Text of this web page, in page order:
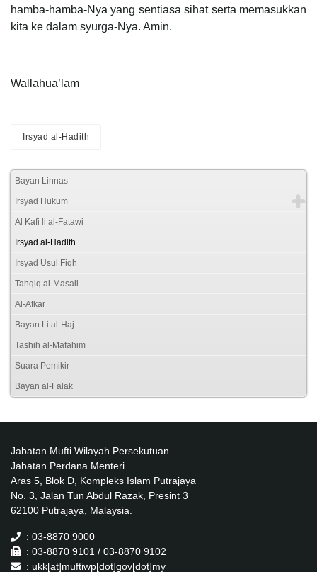
hamba-hamba-Nya yang sentiasa sihat serta memasukkan
kita ke dalam syurga-Nya. Amin.
Wallahua’lam
Irsyad al-Hadith
Bayan Linnas
Irsyad Hukum
Al Kafi li al-Fatawi
Irsyad al-Hadith
Irsyad Usul Fiqh
Tahqiq al-Masail
Al-Afkar
Bayan Li al-Haj
Tashih al-Mafahim
Suara Pemikir
Bayan al-Falak
Jabatan Mufti Wilayah Persekutuan
Jabatan Perdana Menteri
Aras 5, Blok D, Kompleks Islam Putrajaya
No. 3, Jalan Tun Abdul Razak, Presint 3
62100 Putrajaya, Malaysia.
: 03-8870 9000
: 03-8870 9101 / 03-8870 9102
: ukk[at]muftiwp[dot]gov[dot]my